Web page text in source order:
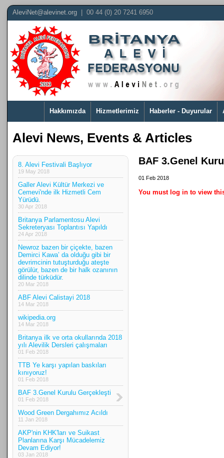
AleviNet@alevinet.org | 00 44 (0) 20 7241 6950
Hakkımızda Hizmetlerimiz Haberler - Duyurular
Alevi News, Events & Articles
8. Alevi Festivali Başlıyor
19 May 2018
Galler Alevi Kültür Merkezi ve
Cemevi'nde ilk Hizmetli Cem
Yürüdü.
30 Apr 2018
Britanya Parlamentosu Alevi
Sekreteryası Toplantısı Yapıldı
24 Apr 2018
Newroz bazen bir çiçekte, bazen
Demirci Kawa’ da olduğu gibi bir
devrimcinin tutuşturduğu ateşte
görülür, bazen de bir halk ozanının
dilinde türküdür.
20 Mar 2018
ABF Alevi Calistayi 2018
14 Mar 2018
wikipedia.org
14 Mar 2018
Britanya ilk ve orta okullarında 2018
yılı Alevilik Dersleri çalışmaları
01 Feb 2018
TTB Ye karşı yapılan baskıları
kınıyoruz!
01 Feb 2018
BAF 3.Genel Kurulu Gerçekleşti
01 Feb 2018
Wood Green Dergahımız Acıldı
11 Jan 2018
AKP'nin KHK'ları ve Suikast
Planlarına Karşı Mücadelemiz
Devam Ediyor!
03 Jan 2018
BAF 3.Genel
01 Feb 2018
You must log in to view